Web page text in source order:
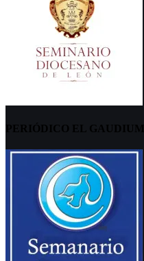
PERIÓDICO EL GAUDIUM